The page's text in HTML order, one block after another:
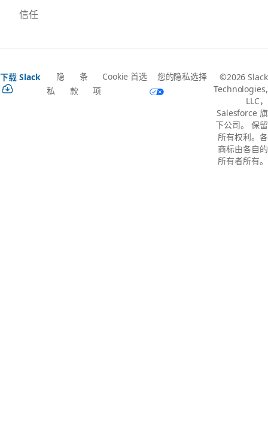
信任
下载 Slack
隐
私
条
款
Cookie 首选
项
您的隐私选择
©2026 Slack
Technologies,
LLC，
Salesforce 旗
下公司。 保留
所有权利。各
商标由各自的
所有者所有。